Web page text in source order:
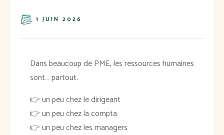
1 JUIN 2026
Dans beaucoup de PME, les ressources humaines
sont… partout.
👉 un peu chez le dirigeant
👉 un peu chez la compta
👉 un peu chez les managers